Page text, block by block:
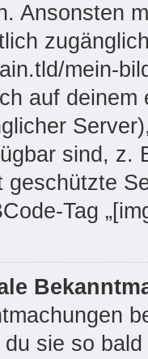
Ansonsten
mein-
auf
sind, z.
geschützte
Tag
sie so